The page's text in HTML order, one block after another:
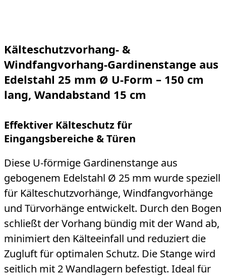
Kälteschutzvorhang- &
Windfangvorhang-Gardinenstange aus
Edelstahl 25 mm Ø U-Form – 150 cm
lang, Wandabstand 15 cm
Effektiver Kälteschutz für
Eingangsbereiche & Türen
Diese U-förmige Gardinenstange aus
gebogenem Edelstahl Ø 25 mm wurde speziell
für Kälteschutzvorhänge, Windfangvorhänge
und Türvorhänge entwickelt. Durch den Bogen
schließt der Vorhang bündig mit der Wand ab,
minimiert den Kälteeinfall und reduziert die
Zugluft für optimalen Schutz. Die Stange wird
seitlich mit 2 Wandlagern befestigt. Ideal für